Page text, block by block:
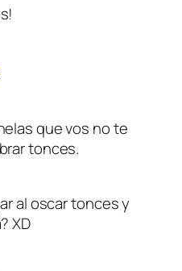
que vos no te
tonces.
al oscar tonces y
XD